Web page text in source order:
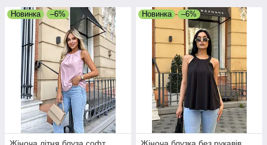
Новинка –6% Новинка –6%